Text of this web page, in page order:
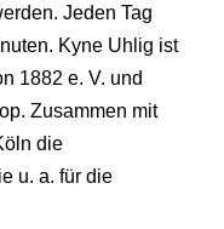
Jeden Tag
Kyne Uhlig ist
1882 e. V. und
Zusammen mit
die
u. a. für die